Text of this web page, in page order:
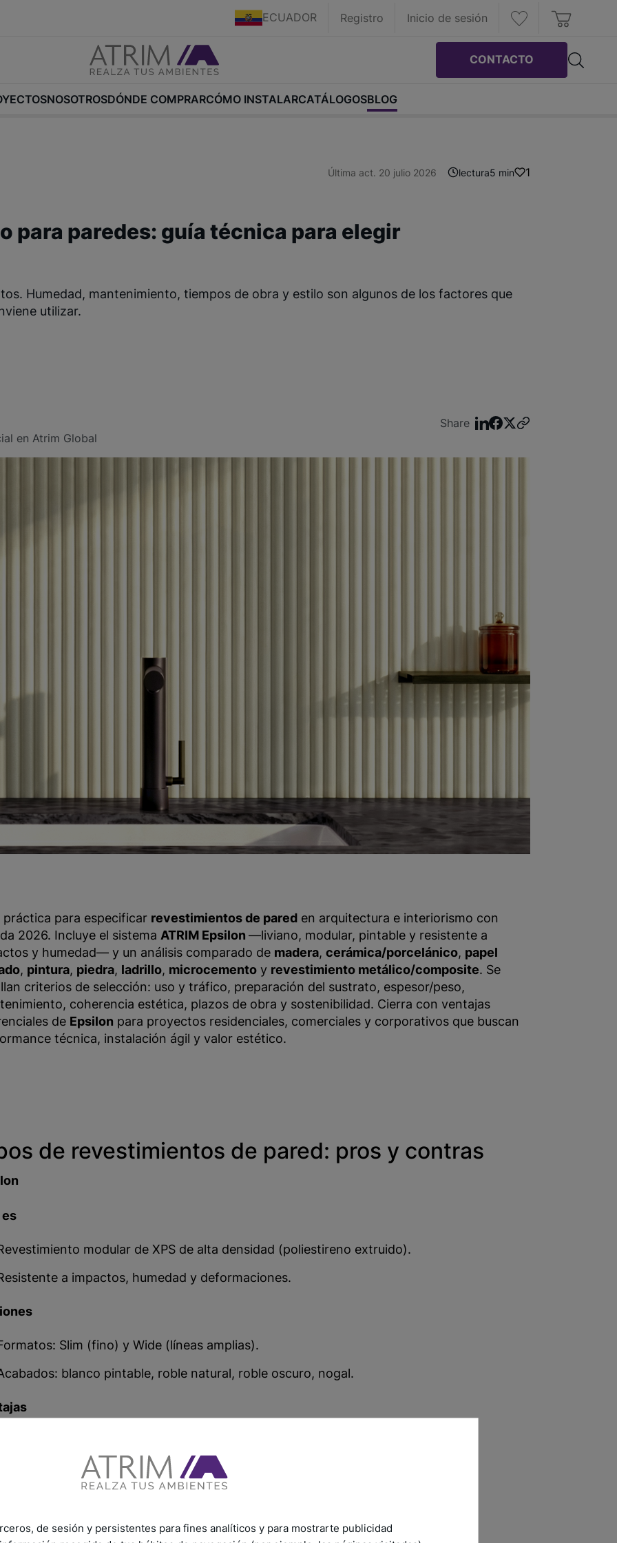
ECUADOR Registro Inicio de sesión
CONTACTO
NOSOTROSDÓNDE COMPRARCÓMO INSTALARCATÁLOGOSBLOG
Última act. 20 julio 2026 lectura5 min 1
para paredes: guía técnica para elegir
Humedad, mantenimiento, tiempos de obra y estilo son algunos de los factores que
utilizar.
en Atrim Global
Share
práctica para especificar revestimientos de pared en arquitectura e interiorismo con
2026. Incluye el sistema ATRIM Epsilon —liviano, modular, pintable y resistente a
y humedad— y un análisis comparado de madera, cerámica/porcelánico, papel
, pintura, piedra, ladrillo, microcemento y revestimiento metálico/composite. Se
criterios de selección: uso y tráfico, preparación del sustrato, espesor/peso,
coherencia estética, plazos de obra y sostenibilidad. Cierra con ventajas
de Epsilon para proyectos residenciales, comerciales y corporativos que buscan
técnica, instalación ágil y valor estético.
de revestimientos de pared: pros y contras
es
modular de XPS de alta densidad (poliestireno extruido).
a impactos, humedad y deformaciones.
Slim (fino) y Wide (líneas amplias).
blanco pintable, roble natural, roble oscuro, nogal.
un acabado premium y rápido.
de nivel alto.
de sesión y persistentes para fines analíticos y para mostrarte publicidad